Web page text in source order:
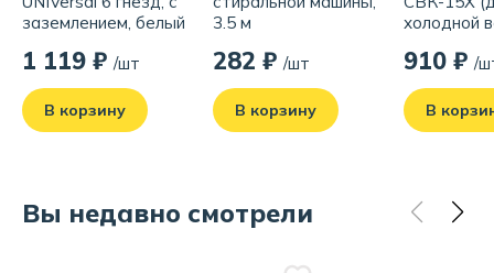
заземлением, белый
1 119 ₽ /шт
В корзину
3.5 м
282 ₽ /шт
В корзину
холодной
910 ₽ /
В
Вы недавно смотрели